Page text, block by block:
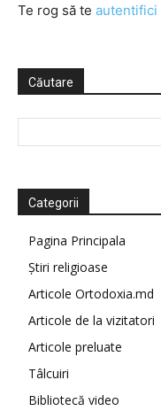
Te rog să te autentifici
Căutare
Categorii
Pagina Principala
Știri religioase
Articole Ortodoxia.md
Articole de la vizitatori
Articole preluate
Tâlcuiri
Bibliotecă video